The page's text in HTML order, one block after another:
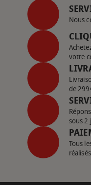
Nous
votre
de
sous 2
Tous